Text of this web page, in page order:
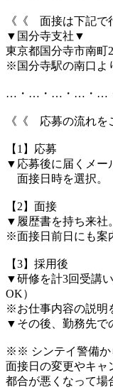
《《 面接は下記で
▼国分寺支社▼
東京都国分寺市南町
※国分寺駅の南口よ
…・…・…・…・…
《《 応募の流れを
【1】応募
▼応募後に届くメー
面接日時を選択。
【2】面接
▼履歴書を持ち来社
※面接日前日にも案
【3】採用後
▼研修を計3回受講
OK）
※お仕事内容の説明
▼その後、勤務先で
※※ シンテイ警備
面接日の変更やキャ
都合が悪くなって場